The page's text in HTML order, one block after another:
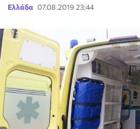
Ελλάδα 07.08.2019 23:44